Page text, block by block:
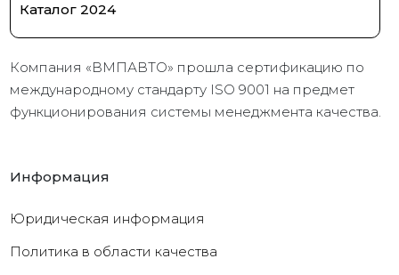
Каталог 2024
Компания «ВМПАВТО» прошла сертификацию по
международному стандарту ISO 9001 на предмет
функционирования системы менеджмента качества.
Информация
Юридическая информация
Политика в области качества